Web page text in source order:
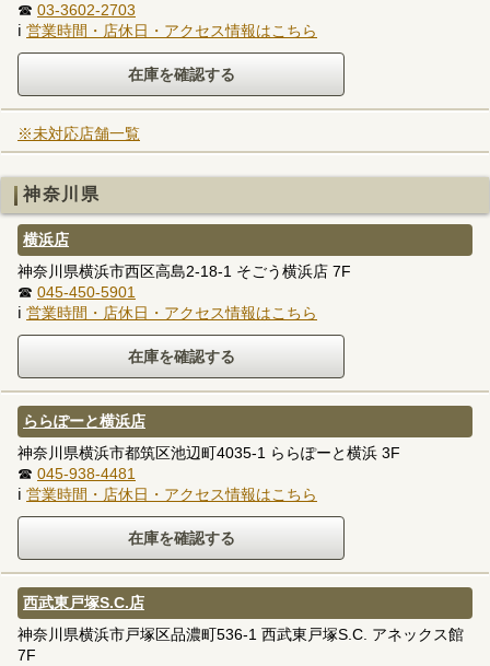
☎ 03-3602-2703
ℹ 営業時間・店休日・アクセス情報はこちら
※未対応店舗一覧
神奈川県
横浜店
神奈川県横浜市西区高島2-18-1 そごう横浜店 7F
☎ 045-450-5901
ℹ 営業時間・店休日・アクセス情報はこちら
ららぽーと横浜店
神奈川県横浜市都筑区池辺町4035-1 ららぽーと横浜 3F
☎ 045-938-4481
ℹ 営業時間・店休日・アクセス情報はこちら
西武東戸塚S.C.店
神奈川県横浜市戸塚区品濃町536-1 西武東戸塚S.C. アネックス館
7F